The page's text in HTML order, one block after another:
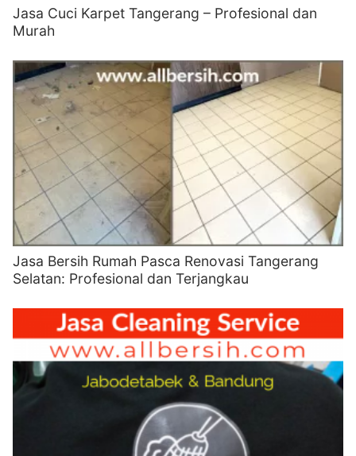
Jasa Cuci Karpet Tangerang – Profesional dan
Murah
Jasa Bersih Rumah Pasca Renovasi Tangerang
Selatan: Profesional dan Terjangkau